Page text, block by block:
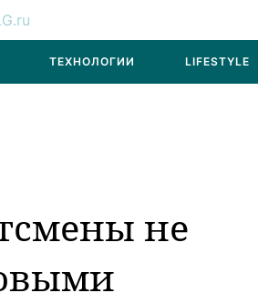
ТЕХНОЛОГИИ LIFESTYLE
не